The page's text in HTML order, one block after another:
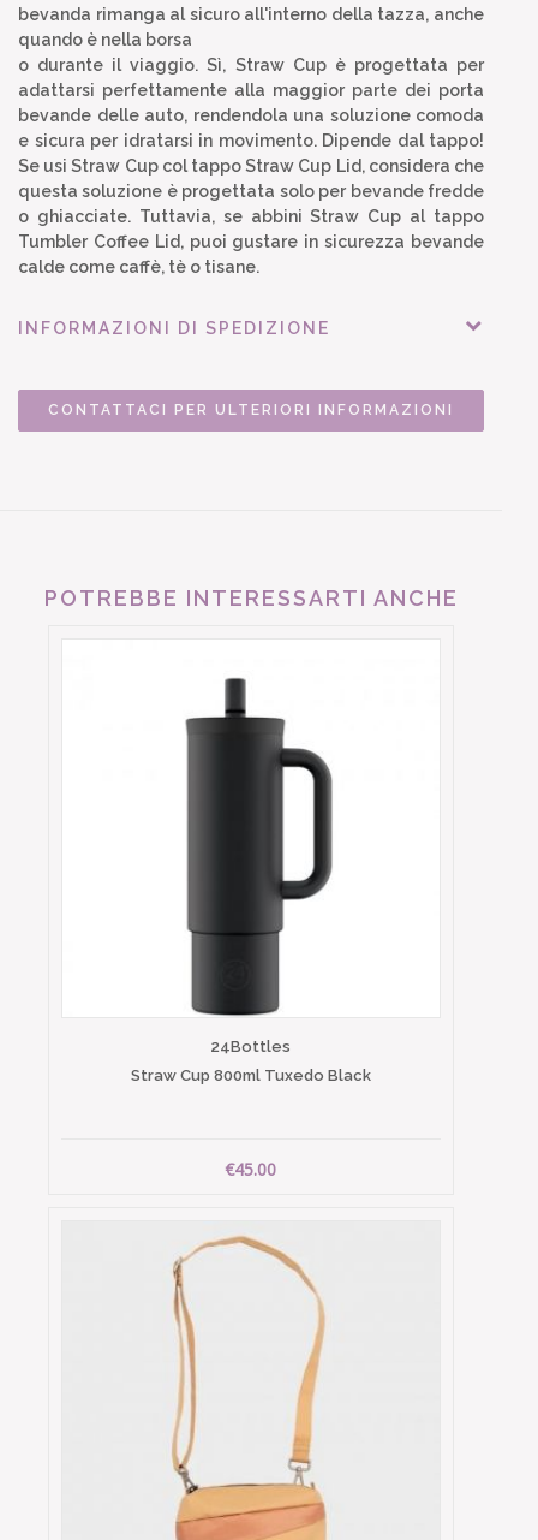
bevanda rimanga al sicuro all'interno della tazza, anche
quando è nella borsa
o durante il viaggio. Sì, Straw Cup è progettata per
adattarsi perfettamente alla maggior parte dei porta
bevande delle auto, rendendola una soluzione comoda
e sicura per idratarsi in movimento. Dipende dal tappo!
Se usi Straw Cup col tappo Straw Cup Lid, considera che
questa soluzione è progettata solo per bevande fredde
o ghiacciate. Tuttavia, se abbini Straw Cup al tappo
Tumbler Coffee Lid, puoi gustare in sicurezza bevande
calde come caffè, tè o tisane.
INFORMAZIONI DI SPEDIZIONE
CONTATTACI PER ULTERIORI INFORMAZIONI
POTREBBE INTERESSARTI ANCHE
24Bottles
Straw Cup 800ml Tuxedo Black
€45.00